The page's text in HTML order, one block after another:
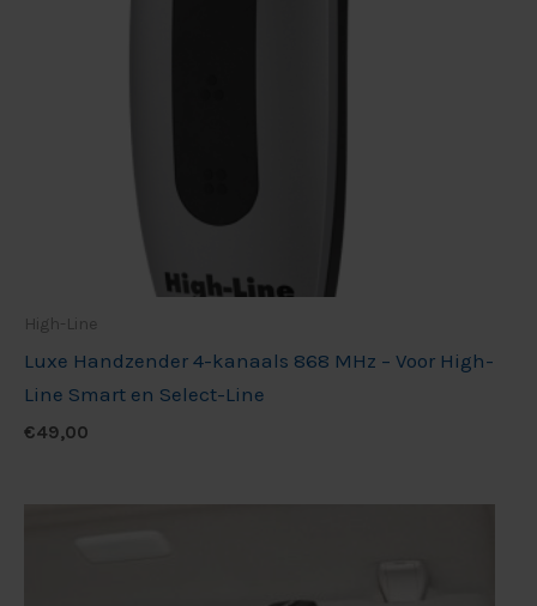
High-Line
Luxe Handzender 4-kanaals 868 MHz – Voor High-
Line Smart en Select-Line
€49,00